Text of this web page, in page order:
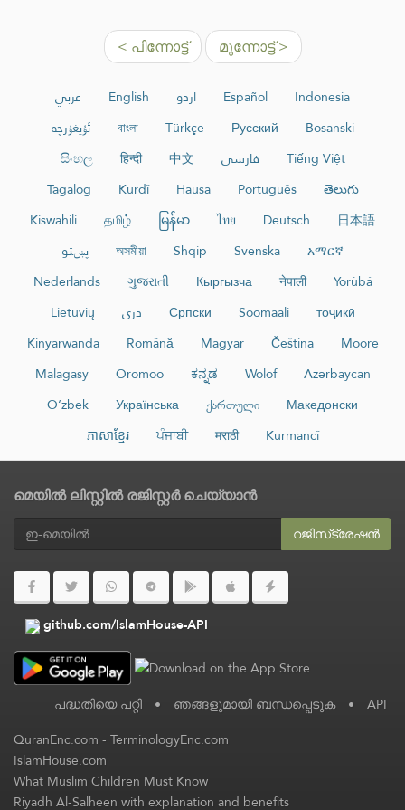
< പിന്നോട്ട് മുന്നോട്ട് >
عربي English اردو Español
Indonesia
ئۇيغۇرچە
বাংলা Türkçe Русский
Bosanski
සිංහල
हिन्दी 中文 فارسی
Tiếng Việt
Tagalog
Kurdî Hausa Português
తెలుగు
Kiswahili
தமிழ் မြန်မာ ไทย Deutsch
日本語
پښتو
অসমীয়া Shqip Svenska
አማርኛ
Nederlands
ગુજરાતી Кыргызча नेपाली
Yorùbá
Lietuvių
دری Српски Soomaali
тоҷикӣ
Kinyarwanda
Română Magyar Čeština
Moore
Malagasy
Oromoo ಕನ್ನಡ Wolof
Azərbaycan
O‘zbek
Українська ქართული
Македонски
ភាសាខ្មែរ
ਪੰਜਾਬੀ मराठी Kurmancî
മെയിൽ ലിസ്റ്റിൽ രജിസ്റ്റർ ചെയ്യാൻ
റജിസ്‌ട്രേഷൻ
github.com/IslamHouse-API
പദ്ധതിയെ പറ്റി • ഞങ്ങളുമായി ബന്ധപ്പെടുക • API
QuranEnc.com-TerminologyEnc.com
IslamHouse.com
What Muslim Children Must Know
Riyadh Al-Salheen with explanation and benefits